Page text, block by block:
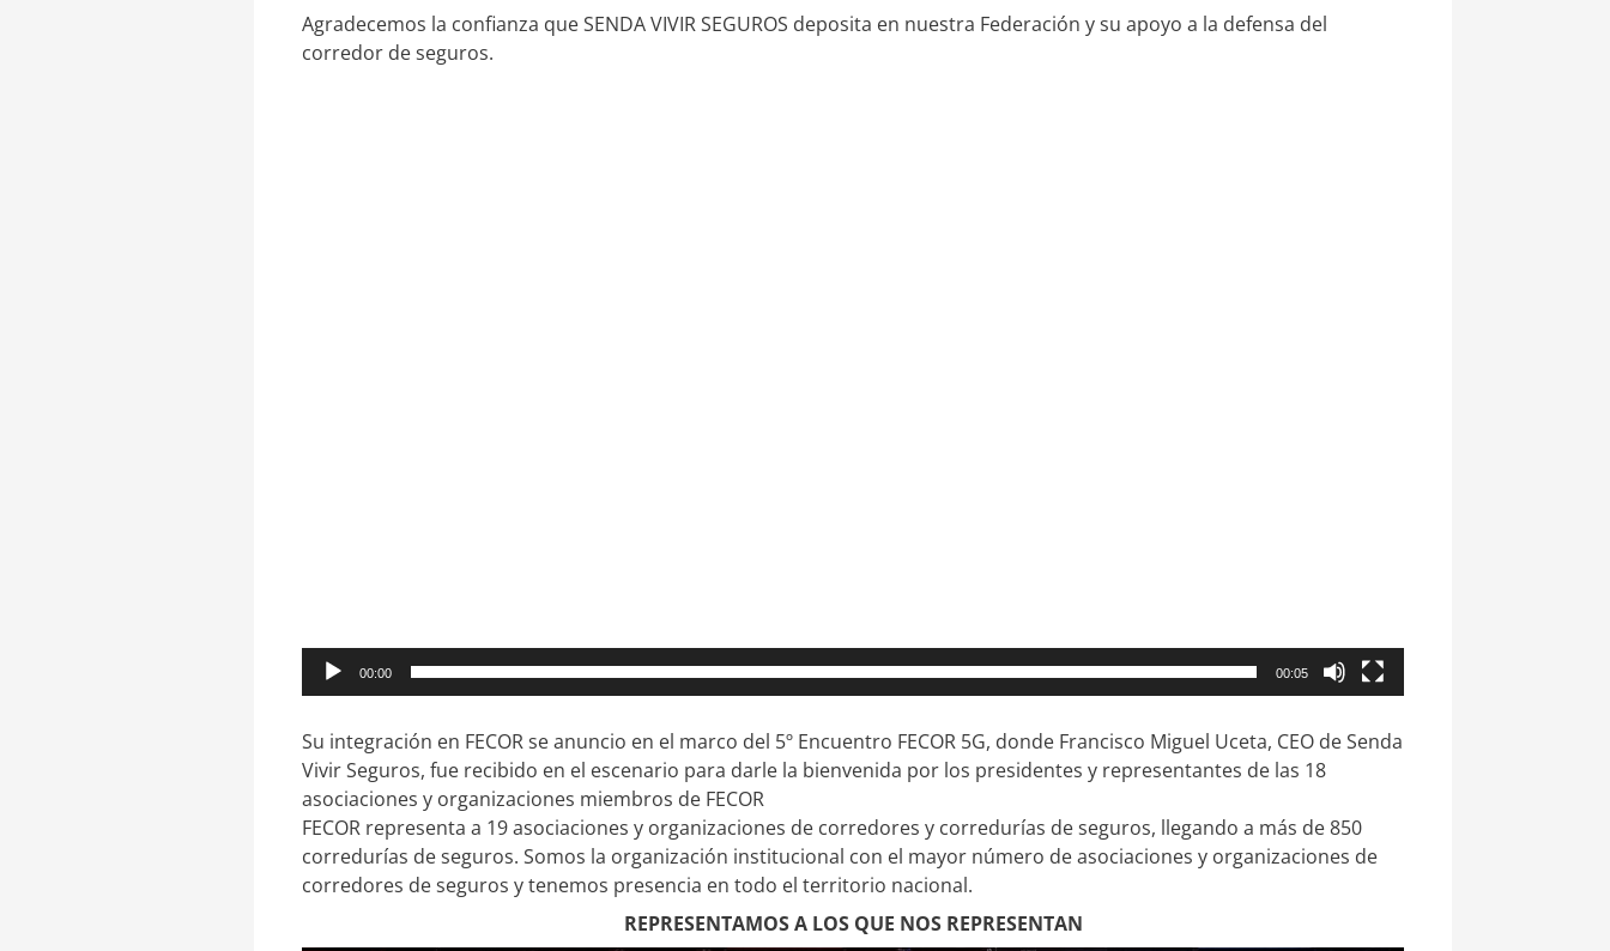
Agradecemos la confianza que SENDA VIVIR SEGUROS deposita en nuestra Federación y su apoyo a la defensa del
corredor de seguros.
00:00 00:05
Su integración en FECOR se anuncio en el marco del 5º Encuentro FECOR 5G, donde Francisco Miguel Uceta, CEO de Senda
Vivir Seguros, fue recibido en el escenario para darle la bienvenida por los presidentes y representantes de las 18
asociaciones y organizaciones miembros de FECOR
FECOR representa a 19 asociaciones y organizaciones de corredores y corredurías de seguros, llegando a más de 850
corredurías de seguros. Somos la organización institucional con el mayor número de asociaciones y organizaciones de
corredores de seguros y tenemos presencia en todo el territorio nacional.
REPRESENTAMOS A LOS QUE NOS REPRESENTAN